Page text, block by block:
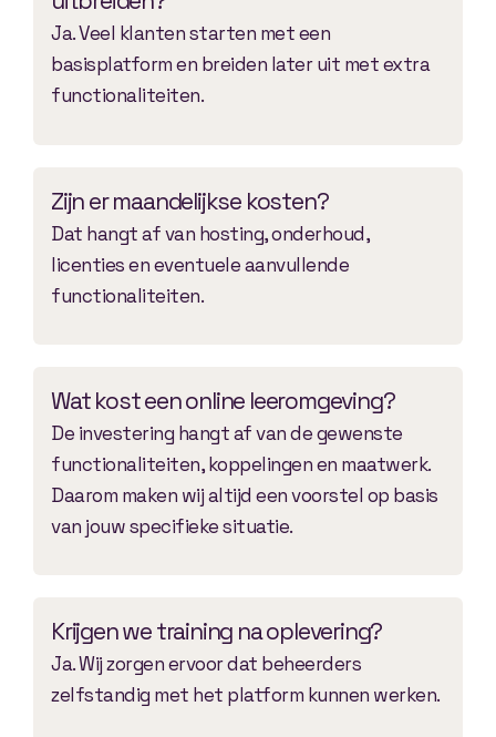
Ja. Veel klanten starten met een
basisplatform en breiden later uit met extra
functionaliteiten.
Zijn er maandelijkse kosten?
Dat hangt af van hosting, onderhoud,
licenties en eventuele aanvullende
functionaliteiten.
Wat kost een online leeromgeving?
De investering hangt af van de gewenste
functionaliteiten, koppelingen en maatwerk.
Daarom maken wij altijd een voorstel op basis
van jouw specifieke situatie.
Krijgen we training na oplevering?
Ja. Wij zorgen ervoor dat beheerders
zelfstandig met het platform kunnen werken.